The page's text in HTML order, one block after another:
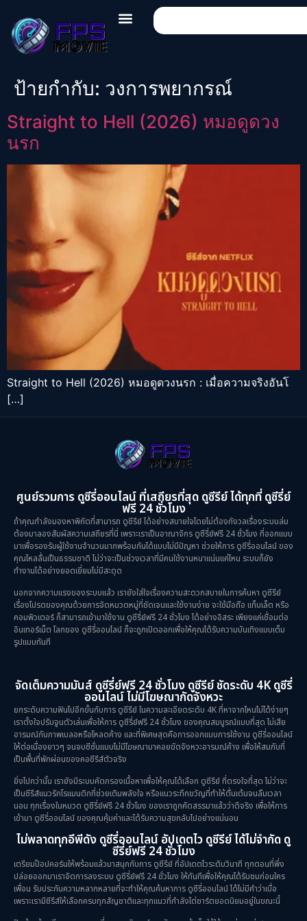
ป้ายกำกับ: วงการพยากรณ์
Straight to Hell (2026) หมอดูดวง
นรก
Straight to Hell (2026) หมอดูดวงนรก : เมื่อความจริงอันโ
[…]
ศูนย์รวมการ ดูซีรี่ออนไลน์ ที่เสถียรที่สุด ดูซีรีย์ ได้ทุกที่ ดูซีรี่ย์
ฟรี 24 ชั่วโมง
ถ้าคุณกำลังมองหาพิกัดที่สามารถ ดูซีรีย์ ได้อย่างสบายใจโดยไม่ต้องกังวลเรื่องระบบล่ม
ต้องมาลองสัมผัสความเสถียรที่นี่ เพราะเราเป็นอาณาจักร ดูซีรี่ย์ฟรี 24 ชั่วโมง ที่ออกแบบ
มาเพื่อรองรับผู้ใช้งานจำนวนมากพร้อมกันได้แบบไม่มีปัญหา ช่วยให้การ ดูซีรี่ออนไลน์ ของ
คุณไหลลื่นเป็นธรรมชาติ ไม่ว่าจะเป็นช่วงเวลาที่มีคนใช้งานหนาแน่นแค่ไหน ระบบก็ยัง
ทำงานได้อย่างยอดเยี่ยมไม่มีสะดุด
นอกจากความแรงของระบบแล้ว เรายังใส่ใจเรื่องความสะดวกสบายในการค้นหา ดูซีรีย์
เรื่องโปรดของคุณด้วยการจัดหมวดหมู่ที่ชัดเจนและใช้งานง่าย จะใช้มือถือ แท็บเล็ต หรือ
คอมพิวเตอร์ ก็สามารถเข้ามาใช้งาน ดูซีรี่ย์ฟรี 24 ชั่วโมง ได้อย่างอิสระ เพียงแค่เชื่อมต่อ
อินเทอร์เน็ต โลกของ ดูซีรี่ออนไลน์ ก็จะถูกเปิดออกเพื่อให้คุณได้รับความบันเทิงแบบเต็ม
รูปแบบทันที
จัดเต็มความมันส์ ดูซีรี่ย์ฟรี 24 ชั่วโมง ดูซีรีย์ ชัดระดับ 4K ดูซีรี่
ออนไลน์ ไม่มีโฆษณากัดจังหวะ
ยกระดับความฟินไปอีกขั้นกับการ ดูซีรีย์ ในความละเอียดระดับ 4K ที่หาจากไหนไม่ได้ง่ายๆ
เราตั้งใจปรับจูนตัวเล่นเพื่อให้การ ดูซีรี่ย์ฟรี 24 ชั่วโมง ของคุณสมบูรณ์แบบที่สุด ไม่เสีย
อารมณ์กับภาพเบลอหรือโหลดค้าง และที่พิเศษสุดคือการออกแบบการใช้งาน ดูซีรี่ออนไลน์
ให้ต่อเนื่องยาวๆ จนจบซีซั่นแบบไม่มีโฆษณามาคอยขัดจังหวะอารมณ์ค้าง เพื่อให้สมกับที่
เป็นพื้นที่พักผ่อนของคอซีรีส์ตัวจริง
ยิ่งไปกว่านั้น เรายังมีระบบคัดกรองเนื้อหาเพื่อให้คุณได้เลือก ดูซีรีย์ ที่ตรงใจที่สุด ไม่ว่าจะ
เป็นซีรีส์แนวรักโรแมนติกที่ช่วยเติมพลังใจ หรือแนวระทึกขวัญที่ทำให้ตื่นเต้นจนลืมเวลา
นอน ทุกเรื่องในหมวด ดูซีรี่ย์ฟรี 24 ชั่วโมง ของเราถูกคัดสรรมาแล้วว่าดีจริง เพื่อให้การ
เข้ามา ดูซีรี่ออนไลน์ ของคุณคุ้มค่าและได้รับความสุขกลับไปอย่างแน่นอน
ไม่พลาดทุกอีพีดัง ดูซีรี่ออนไลน์ อัปเดตไว ดูซีรีย์ ได้ไม่จำกัด ดู
ซีรี่ย์ฟรี 24 ชั่วโมง
เตรียมป๊อปคอร์นให้พร้อมแล้วมาสนุกกับการ ดูซีรีย์ ที่อัปเดตไวระดับวินาที ทุกตอนที่พึ่ง
ปล่อยออกมาเราจัดการลงระบบ ดูซีรี่ย์ฟรี 24 ชั่วโมง ให้ทันทีเพื่อให้คุณได้รับชมก่อนใคร
เพื่อน รับประกันความหลากหลายที่จะทำให้คุณค้นหาการ ดูซีรี่ออนไลน์ ได้ไม่มีคำว่าเบื่อ
เพราะเรามีซีรีส์ให้เลือกครบทุกสัญชาติและทุกแนวที่กำลังไต่ชาร์ตยอดนิยมอยู่ในขณะนี้